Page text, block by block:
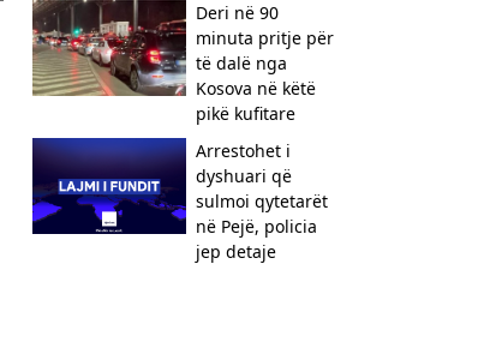
Deri në 90
minuta pritje për
të dalë nga
Kosova në këtë
pikë kufitare
Arrestohet i
dyshuari që
sulmoi qytetarët
në Pejë, policia
jep detaje